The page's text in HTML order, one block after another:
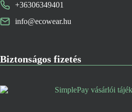
+36306349401
info@ecowear.hu
Biztonságos fizetés